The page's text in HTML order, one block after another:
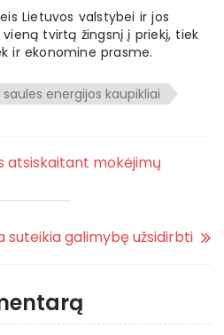
Lietuvos valstybei ir jos
tvirtą žingsnį į priekį, tiek
ir ekonomine prasme.
saules energijos kaupikliai
atsiskaitant mokėjimų
suteikia galimybę užsidirbti